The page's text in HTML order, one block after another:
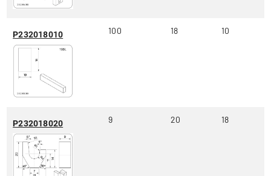
P232018010 100 18 10
P232018020 9 20 18